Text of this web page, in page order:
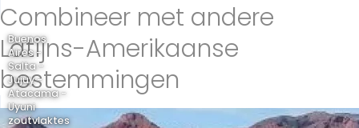
Combineer met andere
Latijns-Amerikaanse
bestemmingen
Buenos
Aires -
Salta -
Jujuy -
Atacama -
Uyuni
zoutvlaktes